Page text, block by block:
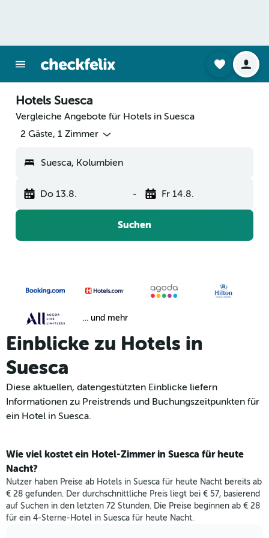
Hotels Suesca
Vergleiche Angebote für Hotels in Suesca
2 Gäste, 1 Zimmer
Suesca, Kolumbien
Do 13.8. - Fr 14.8.
Suchen
… und mehr
Einblicke zu Hotels in
Suesca
Diese aktuellen, datengestützten Einblicke liefern
Informationen zu Preistrends und Buchungszeitpunkten für
ein Hotel in Suesca.
Wie viel kostet ein Hotel-Zimmer in Suesca für heute
Nacht?
Nutzer haben Preise ab Hotels in Suesca für heute Nacht bereits ab
€ 28 gefunden. Der durchschnittliche Preis liegt bei € 57, basierend
auf Suchen in den letzten 72 Stunden. Die Preise beginnen ab € 28
für ein 4-Sterne-Hotel in Suesca für heute Nacht.